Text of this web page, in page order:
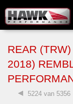
REAR
2018)
5224 van 5356